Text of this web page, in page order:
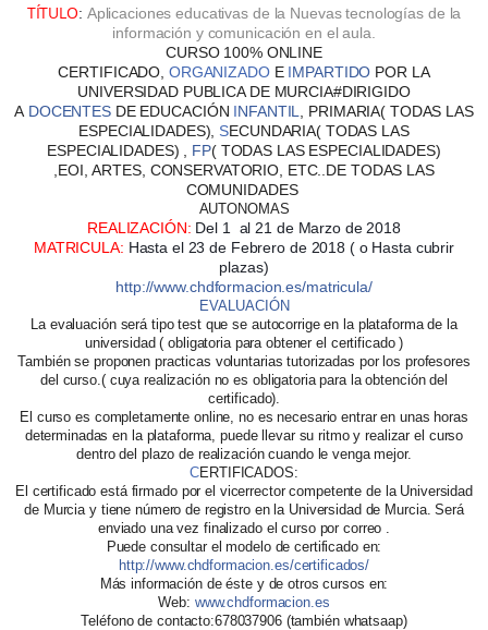
TÍTULO: Aplicaciones educativas de la Nuevas tecnologías de la
información y comunicación en el aula.
CURSO 100% ONLINE
CERTIFICADO, ORGANIZADOE IMPARTIDO POR LA
UNIVERSIDAD PUBLICA DE MURCIA#DIRIGIDO
A DOCENTES DE EDUCACIÓN INFANTIL PRIMARIA( TODAS LAS
ESPECIALIDADES), SECUNDARIA( TODAS LAS
ESPECIALIDADES) , FP( TODAS LAS ESPECIALIDADES)
EOI ,ARTES, CONSERVATORIO , ETC..DE TODAS LAS
COMUNIDADES
AUTONOMAS
REALIZACIÓN: Del 1 al 21 de Marzo de 2018
MATRICULA: Hasta el 23 de Febrero de 2018 ( o Hasta cubrir
plazas)
http://www.chdformacion.es/matricula/
EVALUACIÓN
La evaluación será tipo test que se autocorrige en la plataforma de la
universidad ( obligatoria para obtener el certificado )
También se proponen practicas voluntarias tutorizadas por los profesores
del curso.( cuya realización no es obligatoria para la obtención del
certificado).
El curso es completamente online, no es necesario entrar en unas horas
determinadas en la plataforma, puede llevar su ritmo y realizar el curso
dentro del plazo de realización cuando le venga mejor.
CERTIFICADOS:
El certificado está firmado por el vicerrector competente de la Universidad
de Murcia y tiene número de registro en la Universidad de Murcia. Será
enviado una vez finalizado el curso por correo .
Puede consultar el modelo de certificado en:
http://www.chdformacion.es/certificados/
Más información de éste y de otros cursos en:
Web: www.chdformacion.es
Teléfono de contacto:678037906 (también whatsaap)